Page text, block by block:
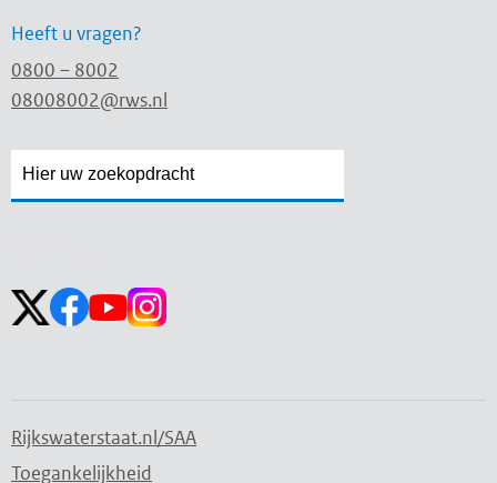
Heeft u vragen?
0800 – 8002
08008002@rws.nl
Rijkswaterstaat.nl/SAA
Toegankelijkheid